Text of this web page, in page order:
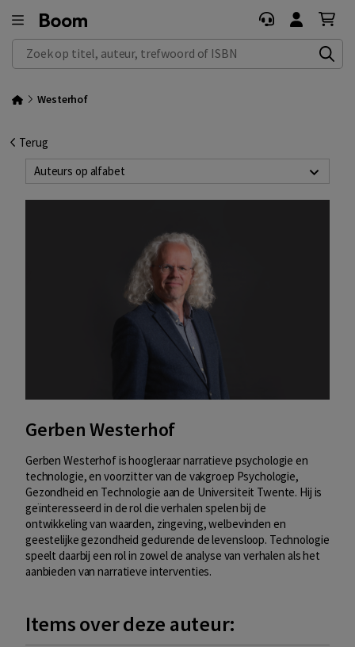
Zoek op titel, auteur, trefwoord of ISBN
Westerhof
Terug
Auteurs op alfabet
Gerben Westerhof
Gerben Westerhof is hoogleraar narratieve psychologie en
technologie, en voorzitter van de vakgroep Psychologie,
Gezondheid en Technologie aan de Universiteit Twente. Hij is
geïnteresseerd in de rol die verhalen spelen bij de
ontwikkeling van waarden, zingeving, welbevinden en
geestelijke gezondheid gedurende de levensloop. Technologie
speelt daarbij een rol in zowel de analyse van verhalen als het
aanbieden van narratieve interventies.
Items over deze auteur: